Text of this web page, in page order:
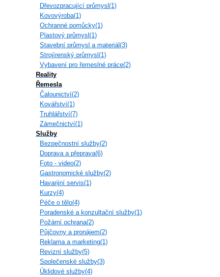
Dřevozpracující průmysl(1)
Kovovýroba(1)
Ochranné pomůcky(1)
Plastový průmysl(1)
Stavební průmysl a materiál(3)
Strojírenský průmysl(1)
Vybavení pro řemeslné práce(2)
Reality
Řemesla
Čalounictví(2)
Kovářství(1)
Truhlářství(7)
Zámečnictví(1)
Služby
Bezpečnostní služby(2)
Doprava a přeprava(6)
Foto - video(2)
Gastronomické služby(2)
Havarijní servis(1)
Kurzy(4)
Péče o tělo(4)
Poradenské a konzultační služby(1)
Požární ochrana(2)
Půjčovny a pronájem(2)
Reklama a marketing(1)
Revizní služby(5)
Společenské služby(3)
Úklidové služby(4)